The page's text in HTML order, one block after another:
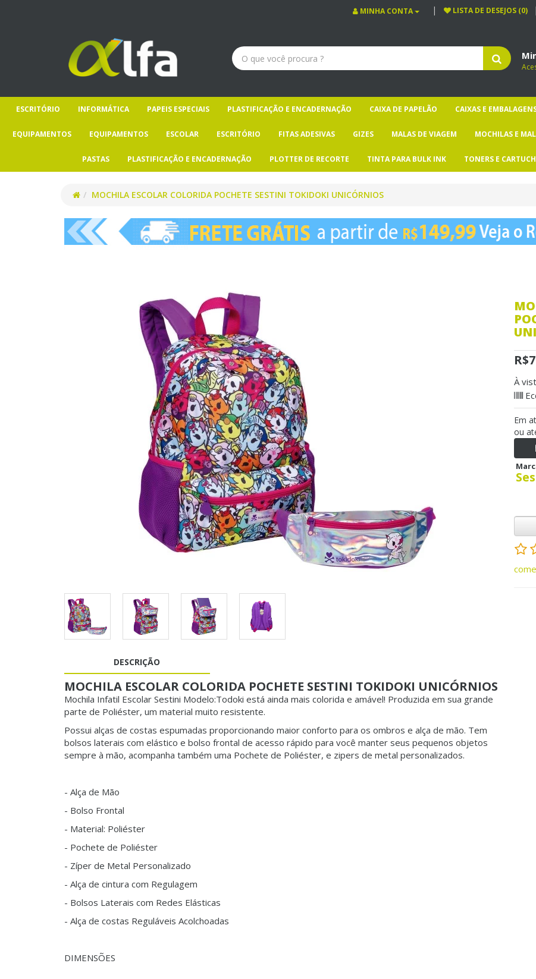
MINHA CONTA LISTA DE DESEJOS (0)
ESCRITÓRIO INFORMÁTICA PAPEIS ESPECIAIS PLASTIFICAÇÃO E ENCADERNAÇÃO CAIXA DE PAPELÃO CAIXAS E
EQUIPAMENTOS EQUIPAMENTOS ESCOLAR ESCRITÓRIO FITAS ADESIVAS GIZES MALAS DE VIAGEM MOCHILAS E
PASTAS PLASTIFICAÇÃO E ENCADERNAÇÃO PLOTTER DE RECORTE TINTA PARA BULK INK TONERS E
MOCHILA ESCOLAR COLORIDA POCHETE SESTINI TOKIDOKI UNICÓRNIOS
DESCRIÇÃO
MOCHILA ESCOLAR COLORIDA POCHETE SESTINI TOKIDOKI UNICÓRNIOS
Mochila Infatil Escolar Sestini Modelo:Todoki está ainda mais colorida e amável! Produzida em sua grande
parte de Poliéster, um material muito resistente.
Possui alças de costas espumadas proporcionando maior conforto para os ombros e alça de mão. Tem
bolsos laterais com elástico e bolso frontal de acesso rápido para você manter seus pequenos objetos
sempre à mão, acompanha também uma Pochete de Poliéster, e zipers de metal personalizados.
- Alça de Mão
- Bolso Frontal
- Material: Poliéster
- Pochete de Poliéster
- Zíper de Metal Personalizado
- Alça de cintura com Regulagem
- Bolsos Laterais com Redes Elásticas
- Alça de costas Reguláveis Acolchoadas
DIMENSÕES
À
Em
ou